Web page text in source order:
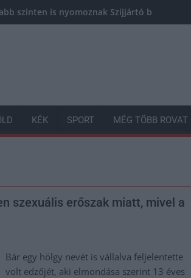
szinten is nyomoznak Szijjártó
KÉK SPORT MÉG TÖBB ROVAT
szexuális erőszak miatt, mivel a
Bár egy hölgy nevét is vállalva feljelentette
volt edzőjét, aki elmondása szerint 13 éves